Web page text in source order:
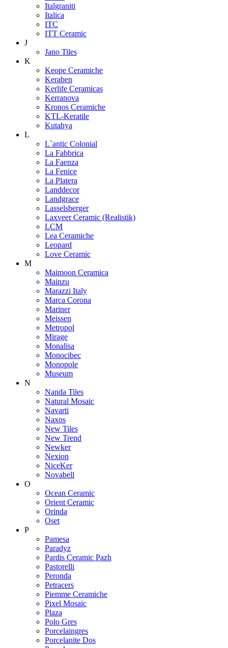
Italgraniti
Italica
ITC
ITT Ceramic
J
Jano Tiles
K
Keope Ceramiche
Keraben
Kerlife Ceramicas
Kerranova
Kronos Ceramiche
KTL-Keratile
Kutahya
L
L`antic Colonial
La Fabbrica
La Faenza
La Fenice
La Platera
Landdecor
Landgrace
Lasselsberger
Laxveer Ceramic (Realistik)
LCM
Lea Ceramiche
Leopard
Love Ceramic
M
Maimoon Ceramica
Mainzu
Marazzi Italy
Marca Corona
Mariner
Meissen
Metropol
Mirage
Monalisa
Monocibec
Monopole
Museum
N
Nanda Tiles
Natural Mosaic
Navarti
Naxos
New Tiles
New Trend
Newker
Nexion
NiceKer
Novabell
O
Ocean Ceramic
Orient Ceramic
Orinda
Oset
P
Pamesa
Paradyz
Pardis Ceramic Pazh
Pastorelli
Peronda
Petracers
Piemme Ceramiche
Pixel Mosaic
Plaza
Polo Gres
Porcelaingres
Porcelanite Dos